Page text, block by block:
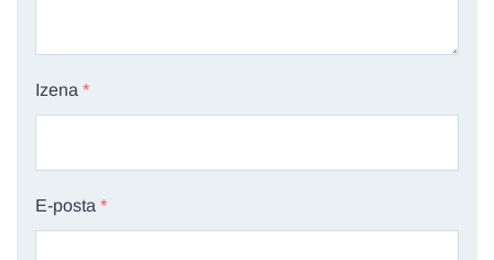
Izena *
E-posta *